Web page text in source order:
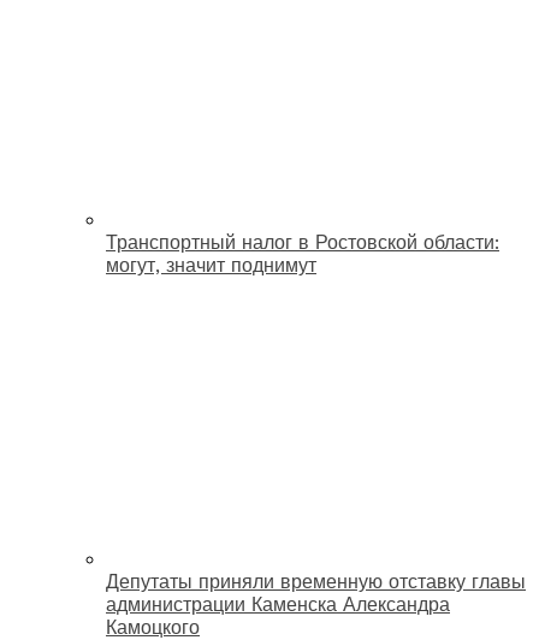
Транспортный налог в Ростовской области:
могут, значит поднимут
Депутаты приняли временную отставку главы
администрации Каменска Александра
Камоцкого